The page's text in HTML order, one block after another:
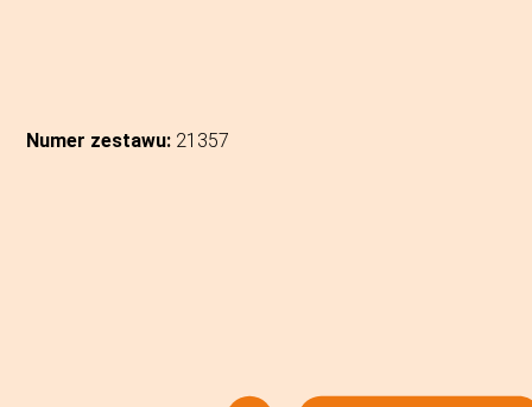
Numer zestawu: 21357